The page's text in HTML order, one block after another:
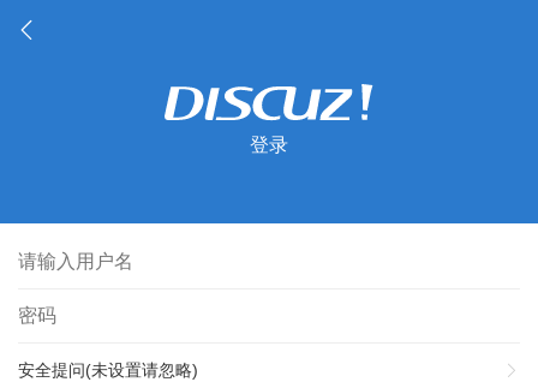
登录
安全提问(未设置请忽略)